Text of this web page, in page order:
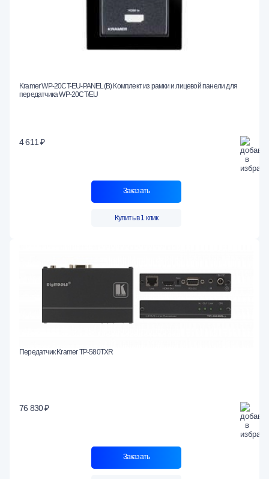
Kramer WP-20CT-EU-PANEL(B) Комплект из рамки и лицевой панели для
передатчика WP-20CT/EU
4 611 ₽
Заказать
Купить в 1 клик
Передатчик Kramer TP-580TXR
76 830 ₽
Заказать